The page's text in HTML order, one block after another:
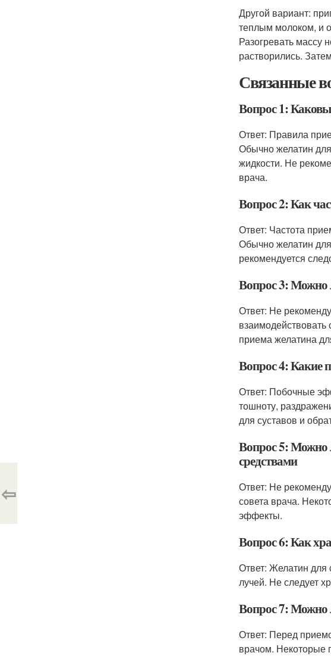
Другой вариант:
теплым молоком, и
Разогревать массу
растворились.
Связанные
Вопрос 1:
Ответ: Правила
Обычно желатин
жидкости. Не
врача.
Вопрос 2: Как
Ответ: Частота
Обычно желатин
рекомендуется
Вопрос 3: Можно
Ответ: Не
приема желатина
Вопрос 4: Какие
Ответ: Побочные
тошноту,
для суставов и
Вопрос 5: Можно
средствами
Ответ: Не
совета врача.
эффекты.
Вопрос 6: Как
Ответ: Желатин для
лучей. Не следует
Вопрос 7: Можно
Ответ: Перед
врачом. Некоторые
⇦